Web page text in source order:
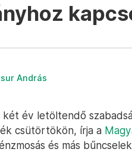
András
két év letöltendő
csütörtökön, írja a
és más